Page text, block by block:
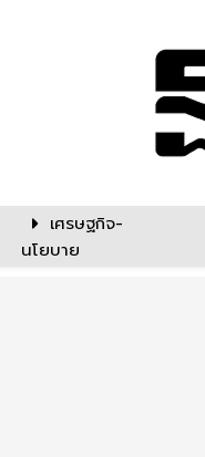
เศรษฐกิจ-
นโยบาย